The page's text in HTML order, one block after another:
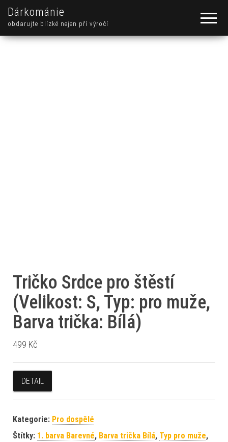
Dárkománie
obdarujte blízké nejen pří výročí
Tričko Srdce pro štěstí
(Velikost: S, Typ: pro muže,
Barva trička: Bílá)
499 Kč
DETAIL
Kategorie: Pro dospělé
Štítky: 1. barva Barevné, Barva trička Bílá, Typ pro muže,